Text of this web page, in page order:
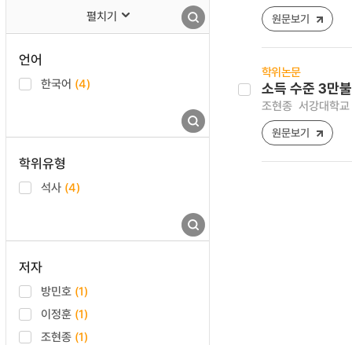
펼치기
언어
한국어 (4)
학위유형
석사 (4)
저자
방민호 (1)
이정훈 (1)
조현종 (1)
원문보기
학위논문
소득 수준 3만
조현종 서강대학
원문보기